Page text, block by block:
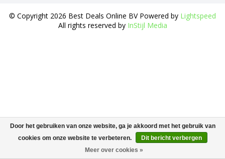
© Copyright 2026 Best Deals Online BV Powered by Lightspeed
All rights reserved by InStijl Media
Door het gebruiken van onze website, ga je akkoord met het gebruik van
cookies om onze website te verbeteren.
Dit bericht verbergen
Meer over cookies »